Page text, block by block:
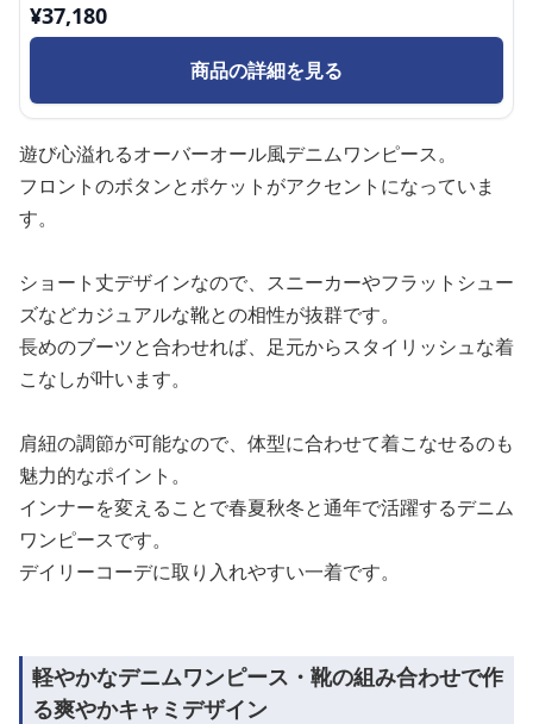
¥37,180
商品の詳細を見る
遊び心溢れるオーバーオール風デニムワンピース。
フロントのボタンとポケットがアクセントになっていま
す。
ショート丈デザインなので、スニーカーやフラットシュー
ズなどカジュアルな靴との相性が抜群です。
長めのブーツと合わせれば、足元からスタイリッシュな着
こなしが叶います。
肩紐の調節が可能なので、体型に合わせて着こなせるのも
魅力的なポイント。
インナーを変えることで春夏秋冬と通年で活躍するデニム
ワンピースです。
デイリーコーデに取り入れやすい一着です。
軽やかなデニムワンピース・靴の組み合わせで作
る爽やかキャミデザイン